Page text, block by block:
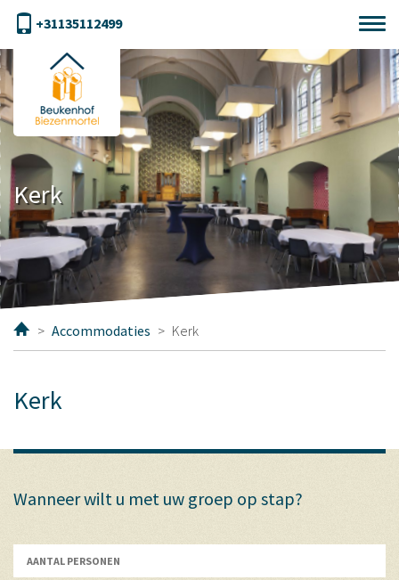
Kerk
> Accommodaties > Kerk
Kerk
Wanneer wilt u met uw groep op stap?
+31135112499